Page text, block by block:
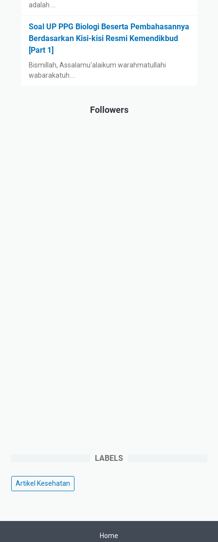
adalah …
Soal UP PPG Biologi Beserta Pembahasannya
Berdasarkan Kisi-kisi Resmi Kemendikbud
[Part 1]
Bismillah, Assalamu'alaikum warahmatullahi
wabarakatuh.…
Followers
LABELS
Artikel Kesehatan
Home